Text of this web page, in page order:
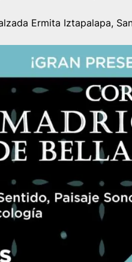
Ermita Iztapalapa,